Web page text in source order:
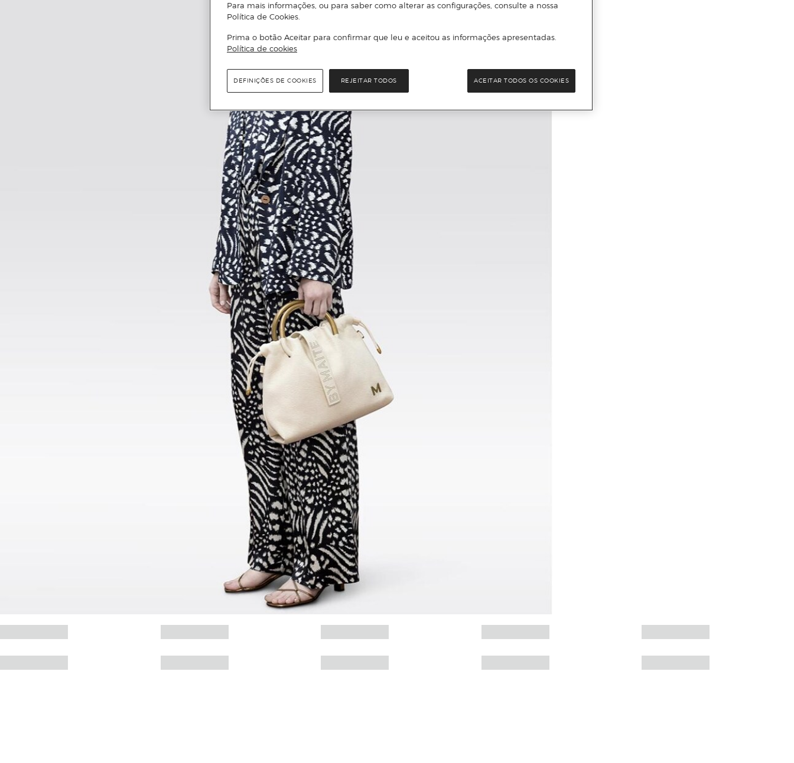
Para mais informações, ou para saber como alterar as configurações, consulte a nossa
Política de Cookies.
Prima o botão Aceitar para confirmar que leu e aceitou as informações apresentadas.
Política de cookies
REJEITAR TODOS ACEITAR TODOS OS COOKIES
DEFINIÇÕES DE COOKIES